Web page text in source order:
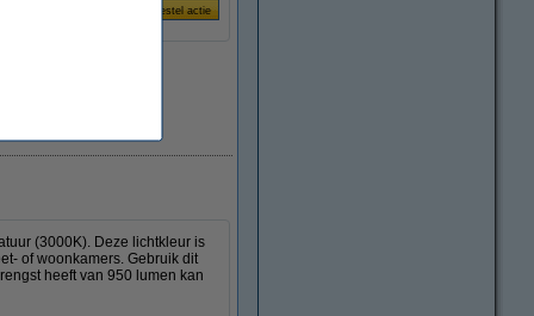
(3000K). Deze lichtkleur is
of woonkamers. Gebruik dit
heeft van 950 lumen kan